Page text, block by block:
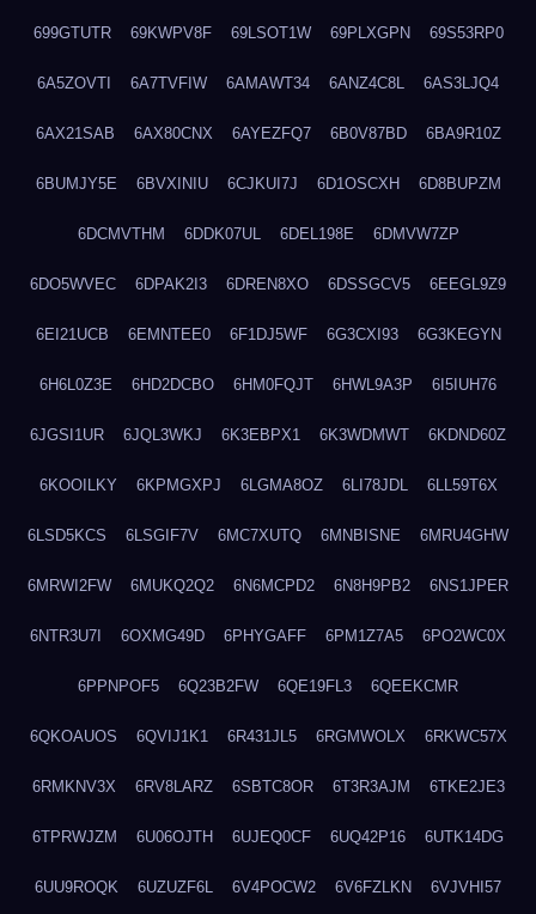
699GTUTR 69KWPV8F 69LSOT1W 69PLXGPN 69S53RP0
6A5ZOVTI 6A7TVFIW 6AMAWT34 6ANZ4C8L 6AS3LJQ4
6AX21SAB 6AX80CNX 6AYEZFQ7 6B0V87BD 6BA9R10Z
6BUMJY5E 6BVXINIU 6CJKUI7J 6D1OSCXH 6D8BUPZM
6DCMVTHM 6DDK07UL 6DEL198E 6DMVW7ZP
6DO5WVEC 6DPAK2I3 6DREN8XO 6DSSGCV5 6EEGL9Z9
6EI21UCB 6EMNTEE0 6F1DJ5WF 6G3CXI93 6G3KEGYN
6H6L0Z3E 6HD2DCBO 6HM0FQJT 6HWL9A3P 6I5IUH76
6JGSI1UR 6JQL3WKJ 6K3EBPX1 6K3WDMWT 6KDND60Z
6KOOILKY 6KPMGXPJ 6LGMA8OZ 6LI78JDL 6LL59T6X
6LSD5KCS 6LSGIF7V 6MC7XUTQ 6MNBISNE 6MRU4GHW
6MRWI2FW 6MUKQ2Q2 6N6MCPD2 6N8H9PB2 6NS1JPER
6NTR3U7I 6OXMG49D 6PHYGAFF 6PM1Z7A5 6PO2WC0X
6PPNPOF5 6Q23B2FW 6QE19FL3 6QEEKCMR
6QKOAUOS 6QVIJ1K1 6R431JL5 6RGMWOLX 6RKWC57X
6RMKNV3X 6RV8LARZ 6SBTC8OR 6T3R3AJM 6TKE2JE3
6TPRWJZM 6U06OJTH 6UJEQ0CF 6UQ42P16 6UTK14DG
6UU9ROQK 6UZUZF6L 6V4POCW2 6V6FZLKN 6VJVHI57